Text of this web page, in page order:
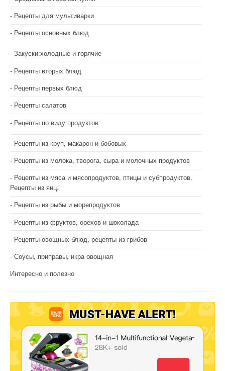
Рецепты для мультиварки
Рецепты основных блюд
Закуски:холодные и горячие
Рецепты вторых блюд
Рецепты первых блюд
Рецепты салатов
Рецепты по виду продуктов
Рецепты из круп, макарон и бобовых
Рецепты из молока, творога, сыра и молочных продуктов
Рецепты из мяса и мясопродуктов, птицы и субпродуктов.
Рецепты из яиц.
Рецепты из рыбы и морепродуктов
Рецепты из фруктов, орехов и шоколада
Рецепты овощных блюд, рецепты из грибов
Соусы, приправы, икра овощная
Интересно и полезно